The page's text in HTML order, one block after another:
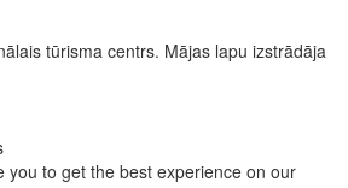
tūrisma centrs. Mājas lapu izstrādāja
you to get the best experience on our